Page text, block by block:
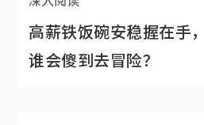
高薪铁饭碗安稳握在手，
谁会傻到去冒险？